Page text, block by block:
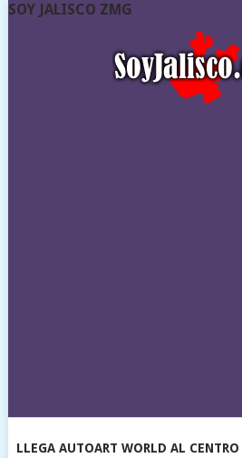
SOY JALISCO ZMG
LLEGA AUTOART WORLD AL CENTRO